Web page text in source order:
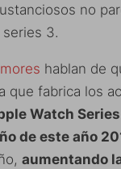
no
3.
hablan de
que fabrica los
Watch
de este año
aumentando